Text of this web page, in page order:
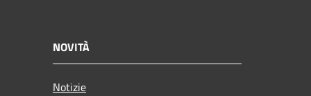
NOVITÀ
Notizie